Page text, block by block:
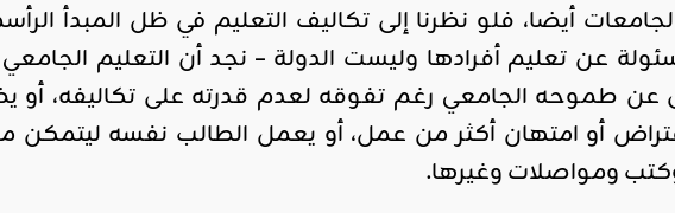
أيضا، فلو نظرنا إلى تكاليف التعليم في ظل المبدأ
عن تعليم أفرادها وليست الدولة – نجد أن التعليم
طموحه الجامعي رغم تفوقه لعدم قدرته على تكاليفه، أو
أو امتهان أكثر من عمل، أو يعمل الطالب نفسه ليتمكن
ومواصلات وغيرها.